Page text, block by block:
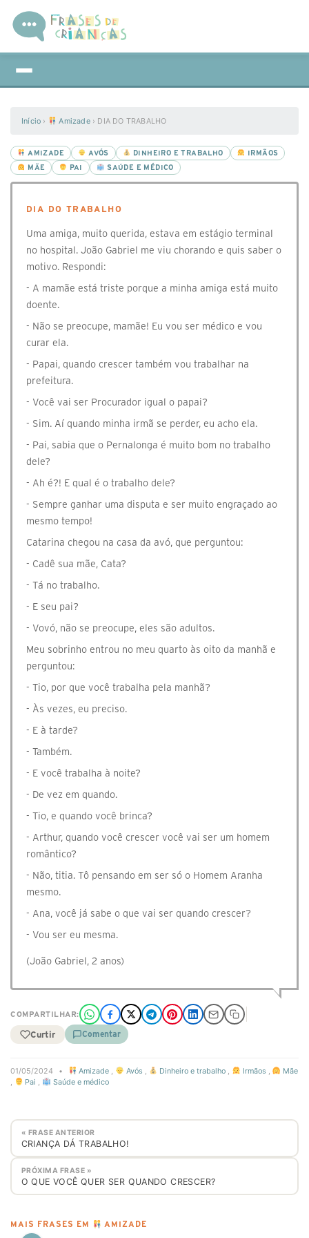
Início › Amizade › DIA DO TRABALHO
AMIZADE AVÓS DINHEIRO E TRABALHO
IRMÃOS
MÃE
PAI SAÚDE E MÉDICO
DIA DO TRABALHO
Uma amiga, muito querida, estava em estágio terminal
no hospital. João Gabriel me viu chorando e quis saber o
motivo. Respondi:
- A mamãe está triste porque a minha amiga está muito
doente.
- Não se preocupe, mamãe! Eu vou ser médico e vou
curar ela.
- Papai, quando crescer também vou trabalhar na
prefeitura.
- Você vai ser Procurador igual o papai?
- Sim. Aí quando minha irmã se perder, eu acho ela.
- Pai, sabia que o Pernalonga é muito bom no trabalho
dele?
- Ah é?! E qual é o trabalho dele?
- Sempre ganhar uma disputa e ser muito engraçado ao
mesmo tempo!
Catarina chegou na casa da avó, que perguntou:
- Cadê sua mãe, Cata?
- Tá no trabalho.
- E seu pai?
- Vovó, não se preocupe, eles são adultos.
Meu sobrinho entrou no meu quarto às oito da manhã e
perguntou:
- Tio, por que você trabalha pela manhã?
- Às vezes, eu preciso.
- E à tarde?
- Também.
- E você trabalha à noite?
- De vez em quando.
- Tio, e quando você brinca?
- Arthur, quando você crescer você vai ser um homem
romântico?
- Não, titia. Tô pensando em ser só o Homem Aranha
mesmo.
- Ana, você já sabe o que vai ser quando crescer?
- Vou ser eu mesma.
(João Gabriel, 2 anos)
COMPARTILHAR:
Curtir Comentar
01/05/2024 • Amizade , Avós , Dinheiro e trabalho , Irmãos ,
Mãe
,
Pai , Saúde e médico
« FRASE ANTERIOR
CRIANÇA DÁ TRABALHO!
PRÓXIMA FRASE »
O QUE VOCÊ QUER SER QUANDO CRESCER?
MAIS FRASES EM AMIZADE